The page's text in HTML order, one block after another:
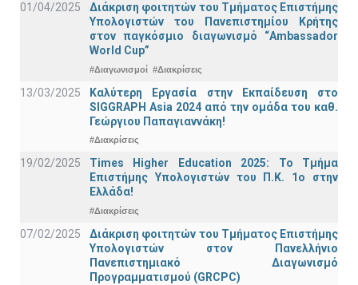
01/04/2025
Διάκριση φοιτητών του Τμήματος Επιστήμης
Υπολογιστών του Πανεπιστημίου Κρήτης
στον παγκόσμιο διαγωνισμό “Ambassador
World Cup”
#Διαγωνισμοί #Διακρίσεις
13/03/2025
Καλύτερη Εργασία στην Εκπαίδευση στο
SIGGRAPH Asia 2024 από την ομάδα του καθ.
Γεώργιου Παπαγιαννάκη!
#Διακρίσεις
19/02/2025
Times Higher Education 2025: Το Τμήμα
Επιστήμης Υπολογιστών του Π.Κ. 1ο στην
Ελλάδα!
#Διακρίσεις
07/02/2025
Διάκριση φοιτητών του Τμήματος Επιστήμης
Υπολογιστών στον Πανελλήνιο
Πανεπιστημιακό Διαγωνισμό
Προγραμματισμού (GRCPC)